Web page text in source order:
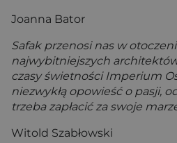
Joanna Bator
Safak przenosi nas w
najwybitniejszych
czasy świetności Imperium
niezwykłą opowieść o pasji,
trzeba zapłacić za swoje
Witold Szabłowski